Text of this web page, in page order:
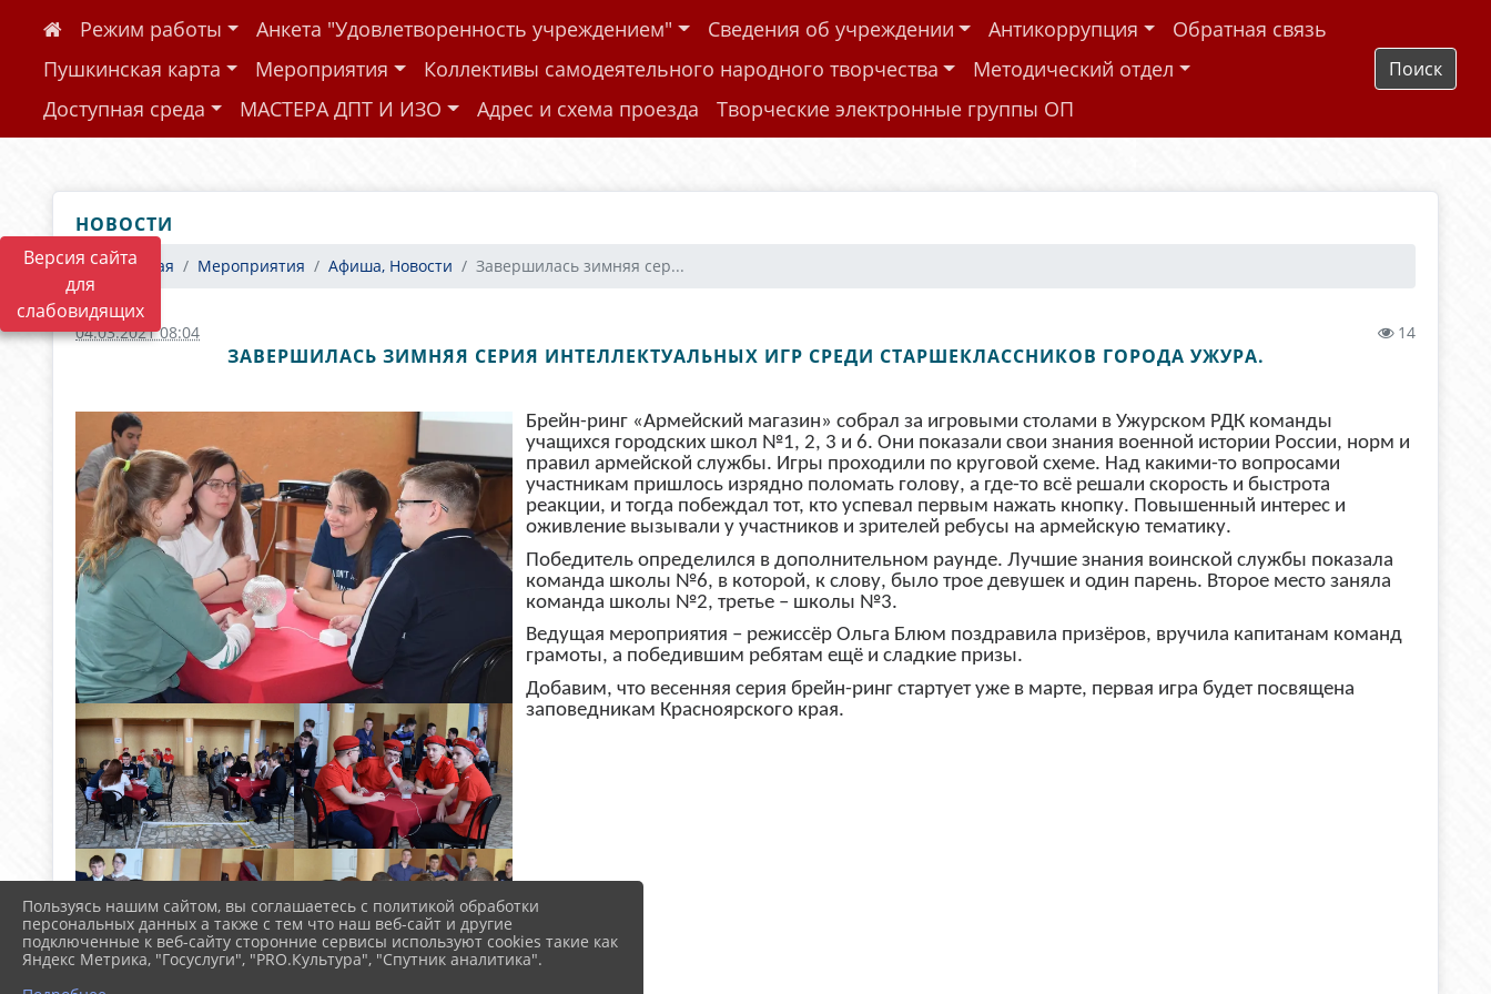
Версия сайта
для
слабовидящих
Режим работы Анкета "Удовлетворенность учреждением" Сведения об учреждении Антикоррупция
Обратная связь
Пушкинская карта
Мероприятия Коллективы самодеятельного народного творчества
Методический отдел
Доступная среда
МАСТЕРА ДПТ И ИЗО Адрес и схема проезда Творческие электронные группы ОП
Поиск
НОВОСТИ
Главная Мероприятия Афиша, Новости Завершилась зимняя сер...
04.03.2021 08:04 14
ЗАВЕРШИЛАСЬ ЗИМНЯЯ СЕРИЯ ИНТЕЛЛЕКТУАЛЬНЫХ ИГР СРЕДИ СТАРШЕКЛАССНИКОВ ГОРОДА УЖУРА.
Брейн-ринг «Армейский магазин» собрал за игровыми столами в Ужурском РДК команды
учащихся городских школ №1, 2, 3 и 6. Они показали свои знания военной истории России, норм и
правил армейской службы. Игры проходили по круговой схеме. Над какими-то вопросами
участникам пришлось изрядно поломать голову, а где-то всё решали скорость и быстрота
реакции, и тогда побеждал тот, кто успевал первым нажать кнопку. Повышенный интерес и
оживление вызывали у участников и зрителей ребусы на армейскую тематику.
Победитель определился в дополнительном раунде. Лучшие знания воинской службы показала
команда школы №6, в которой, к слову, было трое девушек и один парень. Второе место заняла
команда школы №2, третье – школы №3.
Ведущая мероприятия – режиссёр Ольга Блюм поздравила призёров, вручила капитанам команд
грамоты, а победившим ребятам ещё и сладкие призы.
Добавим, что весенняя серия брейн-ринг стартует уже в марте, первая игра будет посвящена
заповедникам Красноярского края.
Пользуясь нашим сайтом, вы соглашаетесь с политикой обработки
персональных данных а также с тем что наш веб-сайт и другие
подключенные к веб-сайту сторонние сервисы используют cookies такие как
Яндекс Метрика, "Госуслуги", "PRO.Культура", "Спутник аналитика".